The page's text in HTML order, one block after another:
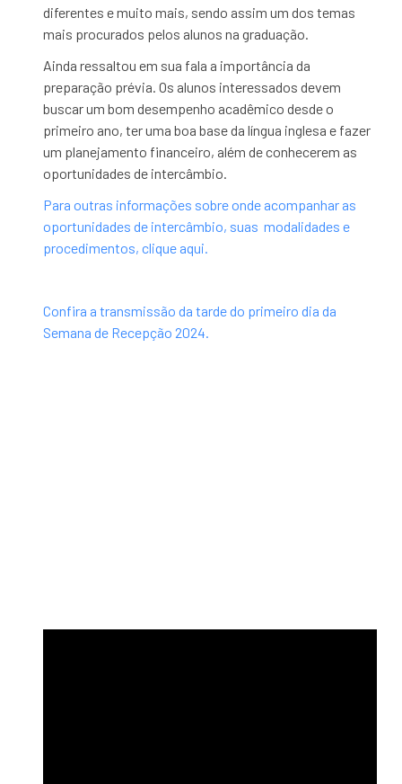
diferentes e muito mais, sendo assim um dos temas
mais procurados pelos alunos na graduação.
Ainda ressaltou em sua fala a importância da
preparação prévia. Os alunos interessados devem
buscar um bom desempenho acadêmico desde o
primeiro ano, ter uma boa base da língua inglesa e fazer
um planejamento financeiro, além de conhecerem as
oportunidades de intercâmbio.
Para outras informações sobre onde acompanhar as
oportunidades de intercâmbio, suas modalidades e
procedimentos, clique aqui.
Confira a transmissão da tarde do primeiro dia da
Semana de Recepção 2024.